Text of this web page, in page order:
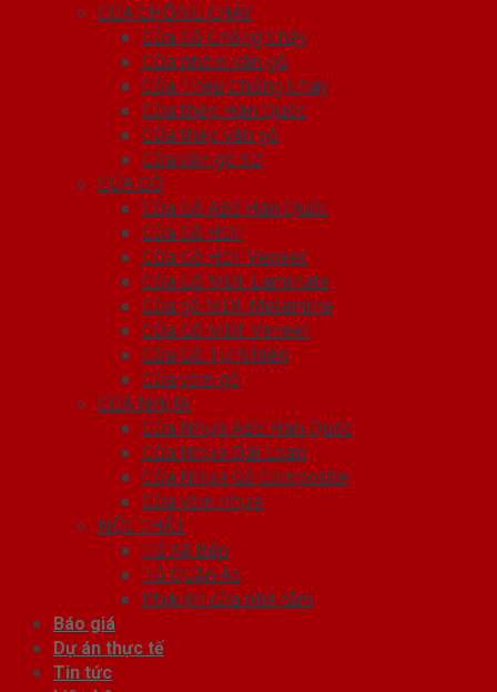
CỬA CHỐNG CHÁY
Cửa Gỗ Chống Cháy
Cửa nhôm vân gỗ
Cửa Thép Chống Cháy
Cửa thép Hàn Quốc
Cửa thép vân gỗ
Cửa vân gỗ 5D
CỬA GỖ
Cửa Gỗ ABS Hàn Quốc
Cửa Gỗ HDF
Cửa Gỗ HDF Veneer
Cửa Gỗ MDF Laminate
Cửa gỗ MDF Melamine
Cửa Gỗ MDF Veneer
Cửa Gỗ Tự Nhiên
Cửa vòm gỗ
CỬA NHỰA
Cửa Nhựa ABS Hàn Quốc
Cửa Nhựa Đài Loan
Cửa Nhựa Gỗ Composite
Cửa vòm nhựa
NỘI THẤT
Tủ Kệ Bếp
Tủ Quần Áo
Phụ kiện cửa nhà tắm
Báo giá
Dự án thực tế
Tin tức